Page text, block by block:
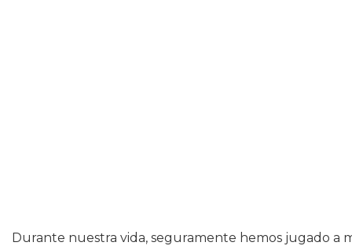
Durante nuestra vida, seguramente hemos jugado a